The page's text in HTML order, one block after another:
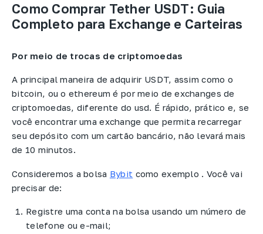
Como Comprar Tether USDT: Guia
Completo para Exchange e Carteiras
Por meio de trocas de criptomoedas
A principal maneira de adquirir USDT, assim como o
bitcoin, ou o ethereum é por meio de exchanges de
criptomoedas, diferente do usd. É rápido, prático e, se
você encontrar uma exchange que permita recarregar
seu depósito com um cartão bancário, não levará mais
de 10 minutos.
Consideremos a bolsa Bybit como exemplo . Você vai
precisar de:
Registre uma conta na bolsa usando um número de
telefone ou e-mail;